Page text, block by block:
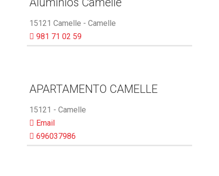
Aluminios Camelle
15121 Camelle - Camelle
981 71 02 59
APARTAMENTO CAMELLE
15121 - Camelle
Email
696037986